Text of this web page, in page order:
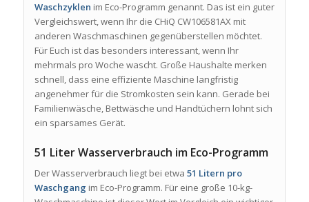
Waschzyklen im Eco-Programm genannt. Das ist ein guter
Vergleichswert, wenn Ihr die CHiQ CW106581AX mit
anderen Waschmaschinen gegenüberstellen möchtet.
Für Euch ist das besonders interessant, wenn Ihr
mehrmals pro Woche wascht. Große Haushalte merken
schnell, dass eine effiziente Maschine langfristig
angenehmer für die Stromkosten sein kann. Gerade bei
Familienwäsche, Bettwäsche und Handtüchern lohnt sich
ein sparsames Gerät.
51 Liter Wasserverbrauch im Eco-Programm
Der Wasserverbrauch liegt bei etwa 51 Litern pro
Waschgang im Eco-Programm. Für eine große 10-kg-